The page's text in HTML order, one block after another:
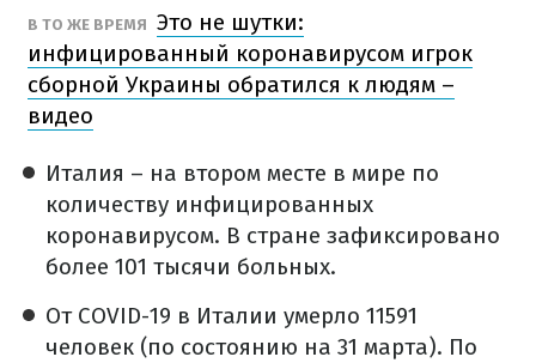
В ТО ЖЕ ВРЕМЯ Это не шутки:
инфицированный коронавирусом игрок
сборной Украины обратился к людям –
видео
Италия – на втором месте в мире по
количеству инфицированных
коронавирусом. В стране зафиксировано
более 101 тысячи больных.
От COVID-19 в Италии умерло 11591
человек (по состоянию на 31 марта). По